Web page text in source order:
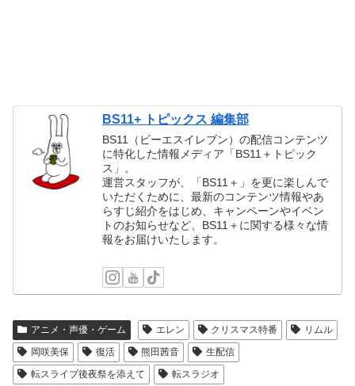
BS11+ トピックス 編集部
BS11（ビーエスイレブン）の配信コンテンツ
に特化した情報メディア「BS11＋トピック
ス」。
運営スタッフが、「BS11＋」を更に楽しんで
いただくために、最新のコンテンツ情報やあ
らすじ紹介をはじめ、キャンペーンやイベン
トのお知らせなど、BS11＋に関する様々な情
報をお届けいたします。
アニメ・声優・ゲーム エレン クリスマス特番
リムル
岡咲美保
復活 熊田茜音
生配信
転スライブ後夜祭を添えて
転スラジオ